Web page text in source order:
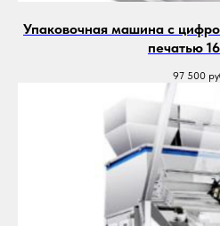
Упаковочная машина с
печатью
97 500